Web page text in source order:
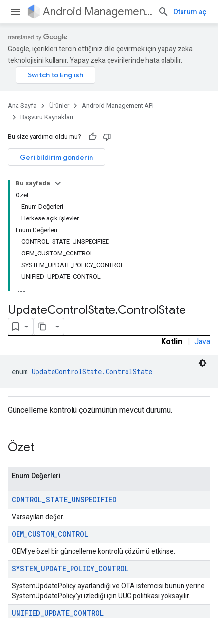
Android Management API Oturum aç
Google, içerikleri tercih ettiğiniz dile çevirmek için yapay zeka
teknolojisini kullanır. Yapay zeka çevirilerinde hata olabilir.
Ana Sayfa Ürünler
Android Management API
Başvuru Kaynakları
Bu size yardımcı oldu mu?
Geri bildirim gönderin
Bu sayfada
Özet
Enum Değerleri
Herkese açık işlevler
Enum Değerleri
CONTROL_STATE_UNSPECIFIED
OEM_CUSTOM_CONTROL
SYSTEM_UPDATE_POLICY_CONTROL
UNIFIED_UPDATE_CONTROL
UpdateControlState.ControlState
Kotlin | Java
enum UpdateControlState.ControlState
Güncelleme kontrolü çözümünün mevcut durumu.
Özet
Enum Değerleri
CONTROL_STATE_UNSPECIFIED
Varsayılan değer.
OEM_CUSTOM_CONTROL
OEM'ye özel bir güncelleme kontrolü çözümü etkinse.
SYSTEM_UPDATE_POLICY_CONTROL
SystemUpdatePolicy ayarlandığı ve OTA istemcisi bunun yerine
SystemUpdatePolicy'yi izlediği için UUC politikası yoksayılır.
UNIFIED_UPDATE_CONTROL